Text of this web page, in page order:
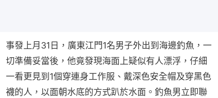
事發上月31日，廣東江門1名男子外出到海邊釣魚，一
切準備妥當後，他竟發現海面上疑似有人漂浮，仔細
一看更見到1個穿連身工作服、戴深色安全帽及穿黑色
襪的人，以面朝水底的方式趴於水面。釣魚男立即聯